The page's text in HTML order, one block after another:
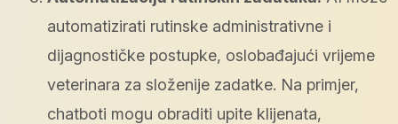
automatizirati rutinske administrativne i
dijagnostičke postupke, oslobađajući vrijeme
veterinara za složenije zadatke. Na primjer,
chatboti mogu obraditi upite klijenata,